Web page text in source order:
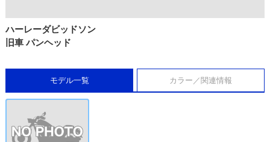
ハーレーダビッドソン
旧車 パンヘッド
モデル一覧 カラー／関連情報